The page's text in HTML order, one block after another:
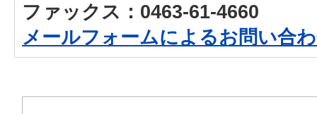
ファックス：0463-61-4660
メールフォームによるお問い合